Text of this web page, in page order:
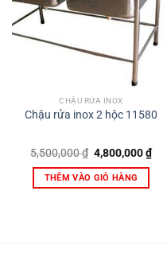
CHẬU RỬA INOX
Chậu rửa inox 2 hộc 11580
5,500,000₫ Giá
gốc
là:
5,500,000 ₫.
4,800,000₫Giá
hiện
THÊM VÀO GIỎ HÀNG